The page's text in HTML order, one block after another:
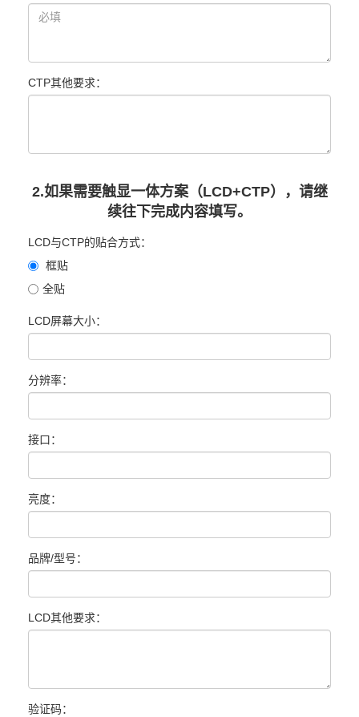
CTP其他要求：
2.如果需要触显一体方案（LCD+CTP），请继
续往下完成内容填写。
LCD与CTP的贴合方式：
框贴
全贴
LCD屏幕大小：
分辨率：
接口：
亮度：
品牌/型号：
LCD其他要求：
验证码：